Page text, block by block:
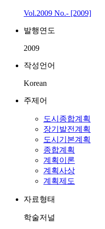
Vol.2009 No.- [2009]
발행연도
2009
작성언어
Korean
주제어
도시종합계획
장기발전계획
도시기본계획
종합계획
계획이론
계획사상
계획제도
자료형태
학술저널